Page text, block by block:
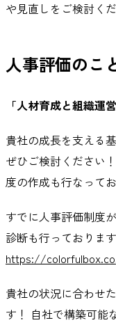
や見直しをご検討くだ
人事評価のこ
「人材育成と組織運
貴社の成長を支える
ぜひご検討ください
度の作成も行なってお
すでに人事評価制度
診断も行っておりま
https://
貴社の状況に合わせ
す！ 自社で構築可能